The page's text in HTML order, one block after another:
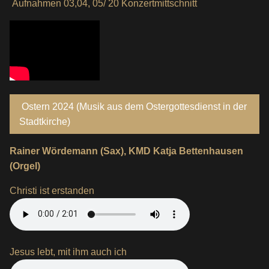
Aufnahmen 03,04, 05/ 20 Konzertmittschnitt
Ostern 2024 (Musik aus dem Ostergottesdienst in der
Stadtkirche)
Rainer Wördemann (Sax), KMD Katja Bettenhausen
(Orgel)
Christi ist erstanden
Jesus lebt, mit ihm auch ich